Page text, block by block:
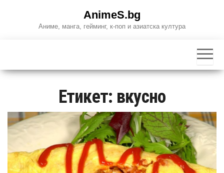
AnimeS.bg
Аниме, манга, гейминг, к-поп и азиатска култура
Етикет: вкусно